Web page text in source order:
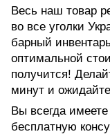
Весь наш товар
во все уголки
барный
оптимальной
получится!
минут и
Вы всегда
бесплатную